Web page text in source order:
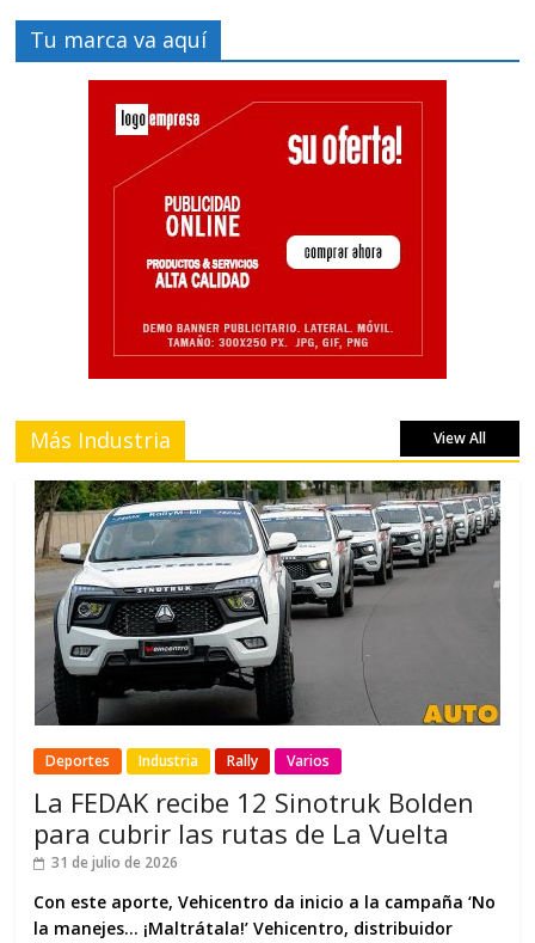
Tu marca va aquí
Más Industria View All
Deportes Industria Rally Varios
La FEDAK recibe 12 Sinotruk Bolden
para cubrir las rutas de La Vuelta
31 de julio de 2026
Con este aporte, Vehicentro da inicio a la campaña ‘No
la manejes… ¡Maltrátala!’ Vehicentro, distribuidor